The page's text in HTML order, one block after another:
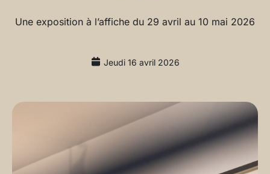
Une exposition à l’affiche du 29 avril au 10 mai 2026
Jeudi 16 avril 2026